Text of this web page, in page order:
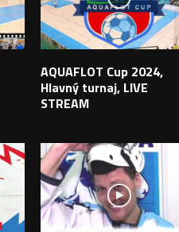
AQUAFLOT Cup 2024,
Hlavný turnaj, LIVE
STREAM